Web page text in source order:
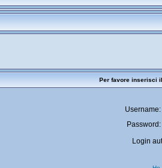
Per favore inserisci
Username:
Password:
Login